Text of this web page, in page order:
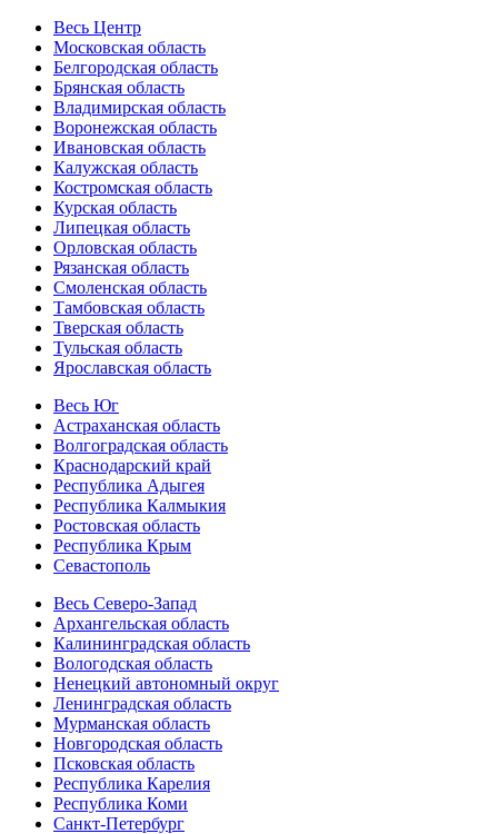
Весь Центр
Московская область
Белгородская область
Брянская область
Владимирская область
Воронежская область
Ивановская область
Калужская область
Костромская область
Курская область
Липецкая область
Орловская область
Рязанская область
Смоленская область
Тамбовская область
Тверская область
Тульская область
Ярославская область
Весь Юг
Астраханская область
Волгоградская область
Краснодарский край
Республика Адыгея
Республика Калмыкия
Ростовская область
Республика Крым
Севастополь
Весь Северо-Запад
Архангельская область
Калининградская область
Вологодская область
Ненецкий автономный округ
Ленинградская область
Мурманская область
Новгородская область
Псковская область
Республика Карелия
Республика Коми
Санкт-Петербург